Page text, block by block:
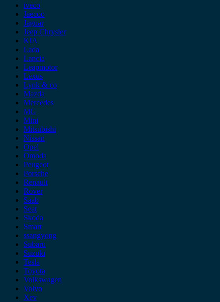
iveco
Jaecoo
Jaguar
Jeep Chrysler
KIA
Lada
Lancia
Leapmotor
Lexus
Lynk & co
Mazda
Mercedes
MG
Mini
Mitsubishi
Nissan
Opel
Omoda
Peugeot
Porsche
Renault
Rover
Saab
Seat
Skoda
Smart
ssangyong
Subaru
Suzuki
Tesla
Toyota
Volkswagen
Volvo
Xev